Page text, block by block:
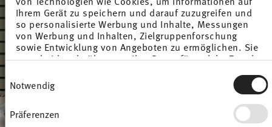
Ihrem Gerät zu speichern und darauf zuzugreifen und
so personalisierte Werbung und Inhalte, Messungen
von Werbung und Inhalten, Zielgruppenforschung
sowie Entwicklung von Angeboten zu ermöglichen. Sie
entscheiden darüber, wer Ihre Daten für welche Zwecke
Cookie-Erklärung oder durch Klicken auf das Privacy
Trigger Symbol ändern oder widerrufen
Wenn Sie es erlauben, würden wir auch gerne:
Einwilligungsauswahl
Notwendig
Präferenzen